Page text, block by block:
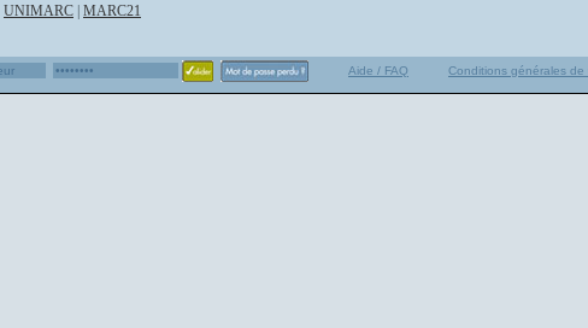
UNIMARC MARC21
Aide / FAQ Conditions générales de